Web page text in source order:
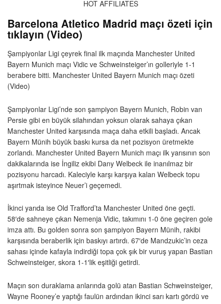
HOT AFFILIATES
Barcelona Atletico Madrid maçı özeti için
tıklayın (Video)
Şampiyonlar Ligi çeyrek final ilk maçında Manchester United
Bayern Munich maçı Vidic ve Schweinsteiger’ın golleriyle 1-1
berabere bitti. Manchester United Bayern Munich maçı özeti
(Video)
Şampiyonlar Ligi’nde son şampiyon Bayern Munich, Robin van
Persie gibi en büyük silahından yoksun olarak sahaya çıkan
Manchester United karşısında maça daha etkili başladı. Ancak
Bayern Münih büyük baskı kursa da net pozisyon üretmekte
zorlandı. Manchester United Bayern Munich maçı ilk yarısının son
dakikalarında ise İngiliz ekibi Dany Welbeck ile inanılmaz bir
pozisyonu harcadı. Kaleciyle karşı karşıya kalan Welbeck topu
aşırtmak isteyince Neuer’i geçemedi.
İkinci yarıda ise Old Trafford’ta Manchester United öne geçti.
58′de sahneye çıkan Nemenja Vidic, takımını 1-0 öne geçiren gole
imza attı. Bu golden sonra son şampiyon Bayern Münih, rakibi
karşısında beraberlik için baskıyı artırdı. 67′de Mandzukic’in ceza
sahası içinde kafayla indirdiği topa çok şık bir vuruş yapan Bastian
Schweinsteiger, skora 1-1′lik eşitliği getirdi.
Maçın son duraklama anlarında golü atan Bastian Schweinsteiger,
Wayne Rooney’e yaptığı faulün ardından ikinci sarı kartı gördü ve